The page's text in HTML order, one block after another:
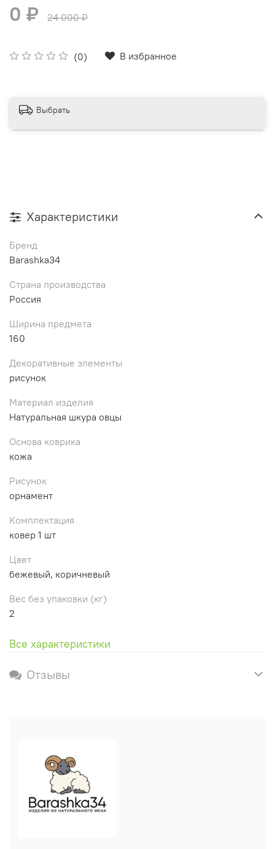
(0) В избранное
0 ₽ 24 000 ₽
Выбрать
Характеристики
Бренд
Barashka34
Страна производства
Россия
Ширина предмета
160
Декоративные элементы
рисунок
Материал изделия
Натуральная шкура овцы
Основа коврика
кожа
Рисунок
орнамент
Комплектация
ковер 1 шт
Цвет
бежевый, коричневый
Вес без упаковки (кг)
2
Все характеристики
Отзывы